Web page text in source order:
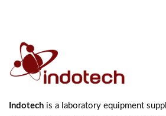
Indotech is a laboratory equipment